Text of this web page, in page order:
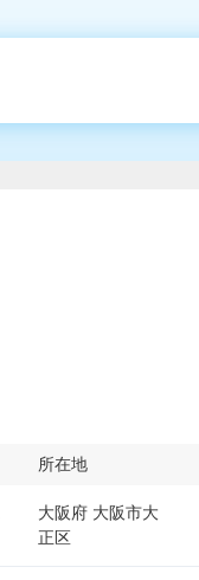
所在地
大阪府 大阪市大
正区